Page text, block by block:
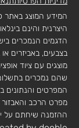
המידע המוצג באתר
היצרנית והינם
הדגמים הנמכרים
בצבעים, באביזרים
מוצגים עם ציוד
שהם נמכרים
המפרטים והנתונים
מפרט הרכב
ההזמנה שיחתם על